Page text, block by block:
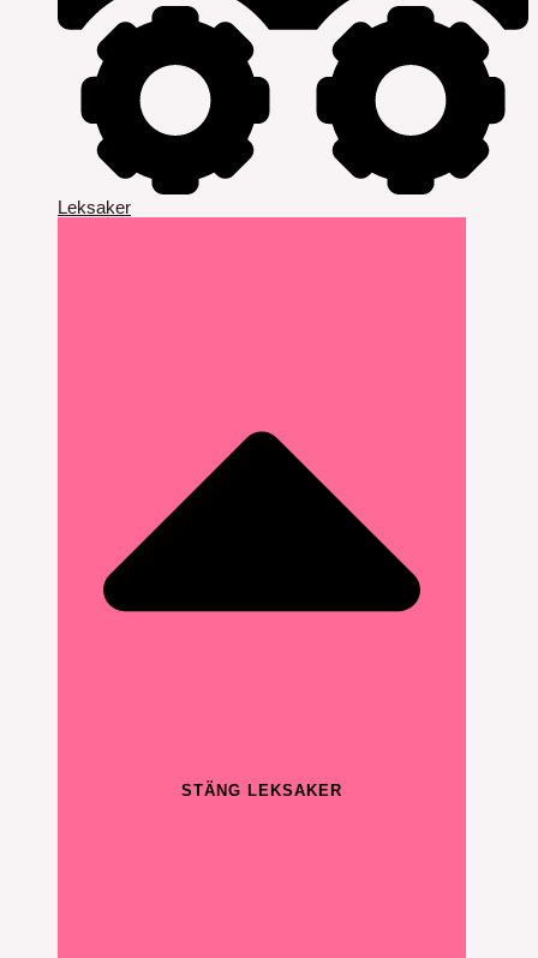
Leksaker
STÄNG LEKSAKER